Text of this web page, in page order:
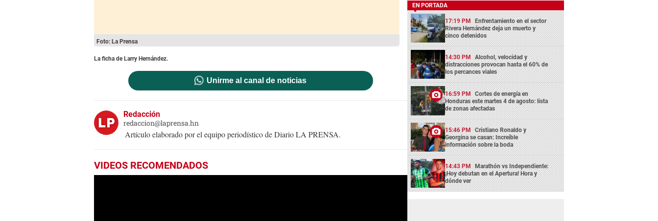
Foto: La Prensa
La ficha de Larry Hernández.
Unirme al canal de noticias
Redacción
redaccion@laprensa.hn
Artículo elaborado por el equipo periodístico de Diario LA PRENSA.
VIDEOS RECOMENDADOS
EN PORTADA
17:19 PM Enfrentamiento en el sector
Rivera Hernández deja un muerto y
cinco detenidos
14:30 PM Alcohol, velocidad y
distracciones provocan hasta el 60% de
los percances viales
16:59 PM Cortes de energía en
Honduras este martes 4 de agosto: lista
de zonas afectadas
15:46 PM Cristiano Ronaldo y
Georgina se casan: Increíble
información sobre la boda
14:43 PM Marathón vs Independiente:
¡Hoy debutan en el Apertura! Hora y
dónde ver